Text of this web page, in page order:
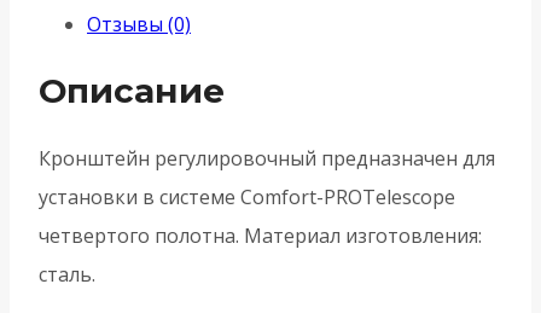
Отзывы (0)
Описание
Кронштейн регулировочный предназначен для
установки в системе Comfort-PROTelescope
четвертого полотна. Материал изготовления:
сталь.